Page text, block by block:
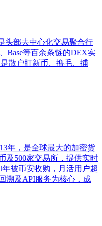
头部去中心化交易聚合行
Base等百余条链的DEX实
散户盯新币、撸毛、捕
年，是全球最大的加密货
及500家交易所，提供实时
被币安收购，月活用户超
溯及API服务为核心，成